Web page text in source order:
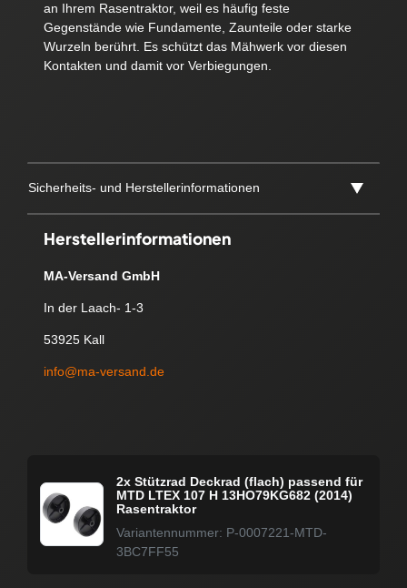
an Ihrem Rasentraktor, weil es häufig feste
Gegenstände wie Fundamente, Zaunteile oder starke
Wurzeln berührt. Es schützt das Mähwerk vor diesen
Kontakten und damit vor Verbiegungen.
Sicherheits- und Herstellerinformationen
Herstellerinformationen
MA-Versand GmbH
In der Laach- 1-3
53925 Kall
info@ma-versand.de
2x Stützrad Deckrad (flach) passend für
MTD LTEX 107 H 13HO79KG682 (2014)
Rasentraktor
Variantennummer: P-0007221-MTD-
3BC7FF55